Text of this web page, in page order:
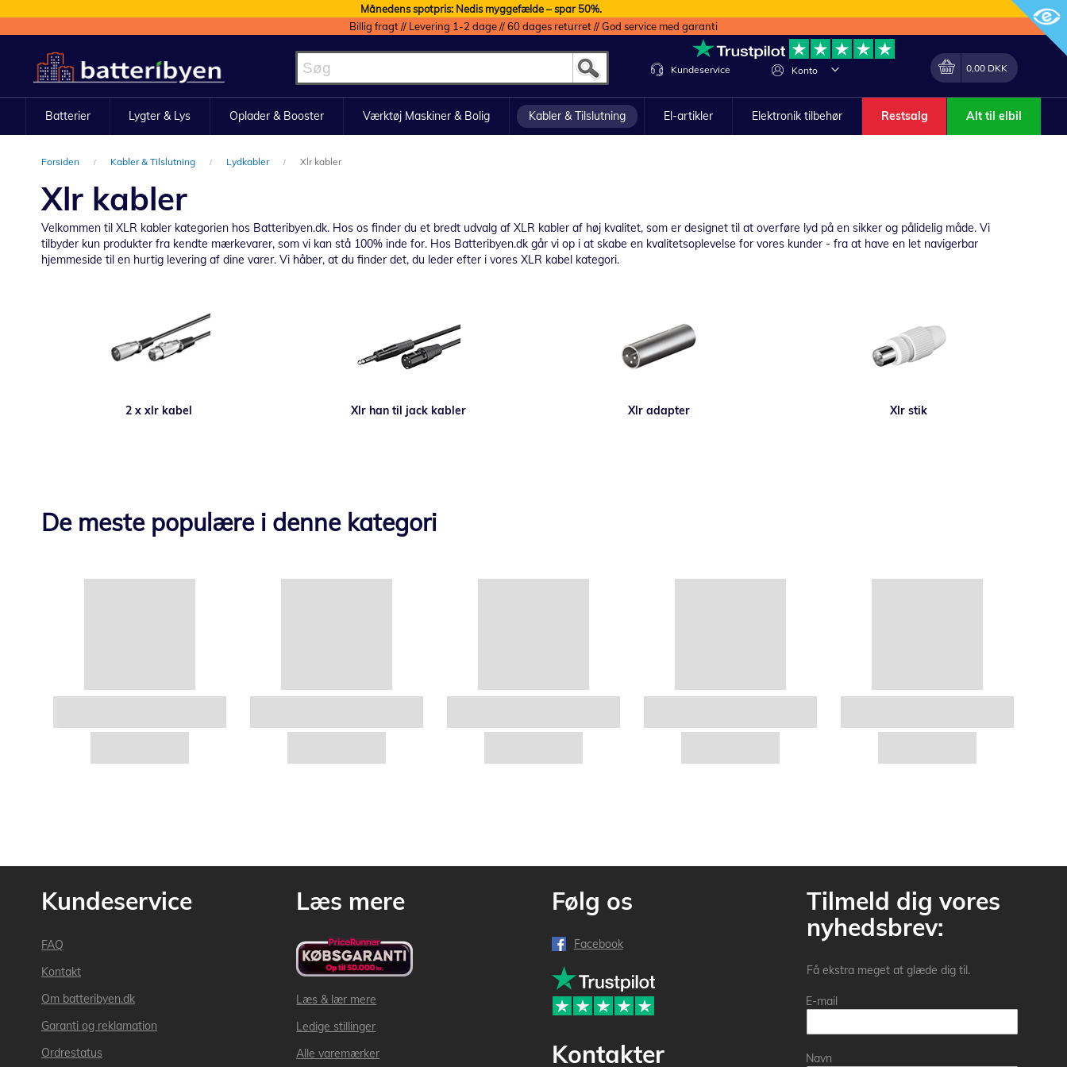
Månedens spotpris: Nedis myggefælde – spar 50%.
Billig fragt // Levering 1-2 dage // 60 dages returret // God service med garanti
to
Content
Konto
Lave
Min indkøbskurv
0,00 DKK
Kundeservice
Batterier Lygter & Lys Oplader & Booster Værktøj Maskiner & Bolig Kabler & Tilslutning El-artikler Elektronik tilbehør Restsalg Alt til elbil
Forsiden Kabler & Tilslutning Lydkabler Xlr kabler
Xlr kabler
Velkommen til XLR kabler kategorien hos Batteribyen.dk. Hos os finder du et bredt udvalg af XLR kabler af høj kvalitet, som er designet til at overføre lyd på en sikker og pålidelig måde. Vi
tilbyder kun produkter fra kendte mærkevarer, som vi kan stå 100% inde for. Hos Batteribyen.dk går vi op i at skabe en kvalitetsoplevelse for vores kunder - fra at have en let navigerbar
hjemmeside til en hurtig levering af dine varer. Vi håber, at du finder det, du leder efter i vores XLR kabel kategori.
2 x xlr kabel Xlr han til jack kabler Xlr adapter Xlr stik
De meste populære i denne kategori
Kundeservice
FAQ
Kontakt
Om batteribyen.dk
Garanti og reklamation
Ordrestatus
Læs mere
Læs & lær mere
Ledige stillinger
Alle varemærker
Følg os
Facebook
Kontakter
Tilmeld dig vores
nyhedsbrev:
Få ekstra meget at glæde dig til.
E-mail
Navn